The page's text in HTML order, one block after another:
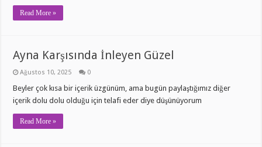
Read More »
Ayna Karşısında İnleyen Güzel
Ağustos 10, 2025 0
Beyler çok kısa bir içerik üzgünüm, ama bugün paylaştığımız diğer
içerik dolu dolu olduğu için telafi eder diye düşünüyorum
Read More »